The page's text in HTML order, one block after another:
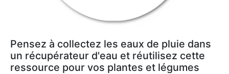
Pensez à collectez les eaux de pluie dans
un récupérateur d'eau et réutilisez cette
ressource pour vos plantes et légumes